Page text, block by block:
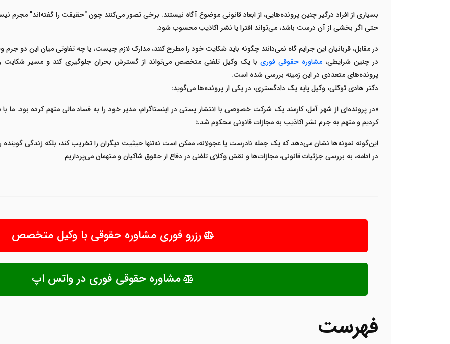
بسیاری از افراد درگیر چنین پرونده‌هایی، از ابعاد قانونی موضوع آگاه نیستند. برخی تصور می‌کنند چون "حقیقت را گفته‌اند" مجرم
حتی اگر بخشی از آن درست باشد، می‌تواندافترا یا نشر اکاذیب محسوب شود.
در مقابل، قربانیان این جرایم گاه نمی‌دانند چگونه باید شکایت خود را مطرح کنند، مدارک لازم چیست، یا چه تفاوتی میان این دو جرم
در چنین شرایطی،مشاوره حقوقی فوری با یکوکیل تلفنی متخصص می‌تواند از گسترش بحران جلوگیری کند و مسیر شکایت
پرونده‌های متعددی در این زمینه بررسی شده است.
دکتر هادی توکلی، وکیل پایه یک دادگستری، در یکی از پرونده‌ها می‌گوید:
«در پرونده‌ای از شهر آمل، کارمند یک شرکت خصوصی با انتشار پستی در اینستاگرام، مدیر خود را به فساد مالی متهم کرده بود.
کردیم و متهم به جرم نشر اکاذیب به مجازات قانونی محکوم شد.»
این‌گونه نمونه‌ها نشان می‌دهد که یک جمله نادرست یا عجولانه، ممکن است نه‌تنها حیثیت دیگران را تخریب کند، بلکه زندگی
در ادامه، به بررسی جزئیات قانونی، مجازات‌ها و نقش وکلای تلفنی در دفاع از حقوق شاکیان و متهمان می‌پردازیم
رزرو فوری مشاوره حقوقی با وکیل متخصص
مشاوره حقوقی فوری در واتس اپ
فهرست